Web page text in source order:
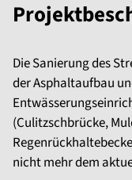
Die Sanierung des
der Asphaltaufbau
(Culitzschbrücke,
nicht mehr dem